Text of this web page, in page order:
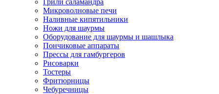
Грили саламандра
Микроволновые печи
Наливные кипятильники
Ножи для шаурмы
Оборудование для шаурмы и шашлыка
Пончиковые аппараты
Прессы для гамбургеров
Рисоварки
Тостеры
Фритюрницы
Чебуречницы